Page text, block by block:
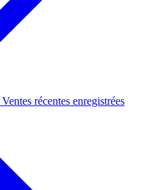
Ventes récentes enregistrées